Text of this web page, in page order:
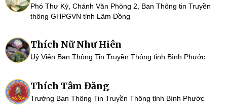
Phó Thư Ký, Chánh Văn Phòng 2, Ban Thông tin Truyền
thông GHPGVN tỉnh Lâm Đồng
Thích Nữ Như Hiên
Uỷ Viên Ban Thông Tin Truyền Thông tỉnh Bình Phước
Thích Tâm Đăng
Trưởng Ban Thông Tin Truyền Thông tỉnh Bình Phước